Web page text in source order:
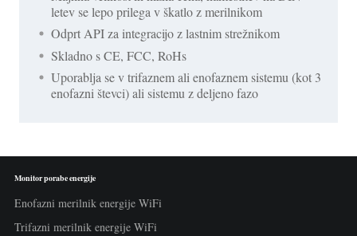
letev se lepo prilega v škatlo z merilnikom
Odprt API za integracijo z lastnim strežnikom
Skladno s CE, FCC, RoHs
Uporablja se v trifaznem ali enofaznem sistemu (kot 3
enofazni števci) ali sistemu z deljeno fazo
Monitor porabe energije
Enofazni merilnik energije WiFi
Trifazni merilnik energije WiFi